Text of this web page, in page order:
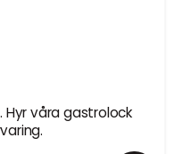
våra gastrolock